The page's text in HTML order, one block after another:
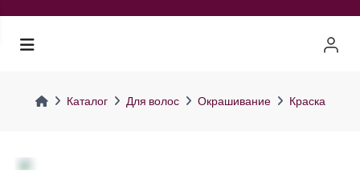
Каталог Для волос Окрашивание Краска